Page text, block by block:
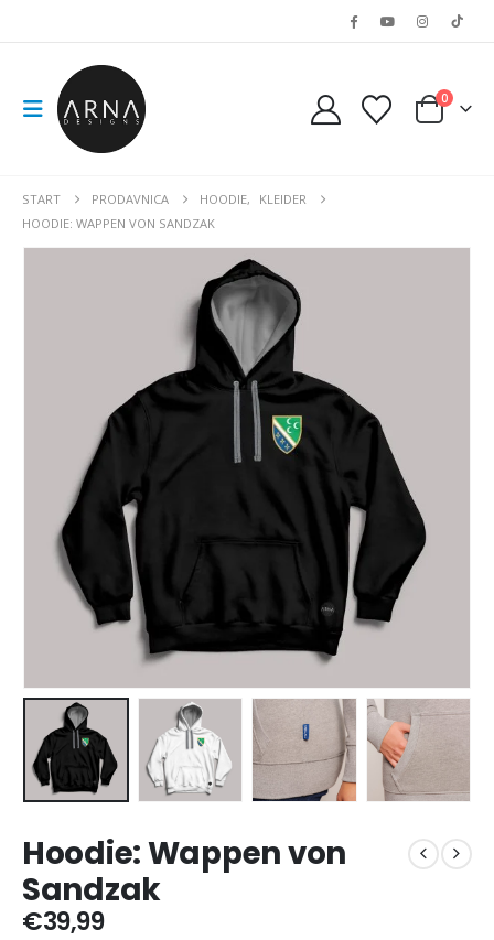
0
START PRODAVNICA HOODIE,
KLEIDER
HOODIE: WAPPEN VON SANDZAK
Hoodie: Wappen von
Sandzak
€39,99